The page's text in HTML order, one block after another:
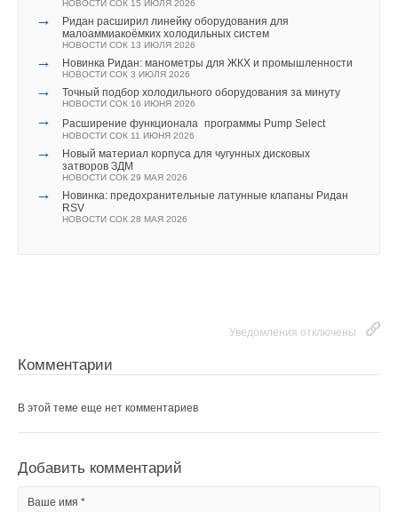
НОВОСТИ СОК 15 ИЮЛЯ 2026
→
Ридан расширил линейку оборудования для
малоаммиакоёмких холодильных систем
НОВОСТИ СОК 13 ИЮЛЯ 2026
→ Новинка Ридан: манометры для ЖКХ и промышленности
НОВОСТИ СОК 3 ИЮЛЯ 2026
→ Точный подбор холодильного оборудования за минуту
НОВОСТИ СОК 16 ИЮНЯ 2026
→ Расширение функционала программы Pump Select
НОВОСТИ СОК 11 ИЮНЯ 2026
→
Новый материал корпуса для чугунных дисковых
затворов ЗДМ
НОВОСТИ СОК 29 МАЯ 2026
→
Новинка: предохранительные латунные клапаны Ридан
RSV
НОВОСТИ СОК 28 МАЯ 2026
Уведомления отключены
Комментарии
В этой теме еще нет комментариев
Добавить комментарий
Ваше имя *
→
В Дагестане ввели вторую очередь крупнейшей в России
ветроэлектростанции
НОВОСТИ СОК 23 ИЮЛЯ 2026
→
LONGi вновь установила мировой рекорд
эффективности тандемных солнечных элементов —
35,5%
НОВОСТИ СОК 22 ИЮЛЯ 2026
Текст комментария
Уведомления отключены
Комментарии
В этой теме еще нет комментариев
Уведомления отключены
Комментарии
В этой теме еще нет комментариев
Добавить комментарий